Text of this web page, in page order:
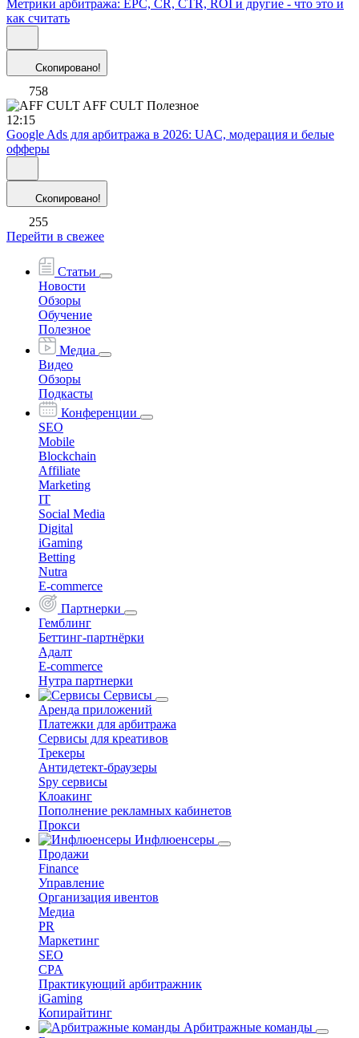
Метрики арбитража: EPC, CR, CTR, ROI и другие - что это и
как считать
Скопировано!
758
AFF CULT Полезное
12:15
Google Ads для арбитража в 2026: UAC, модерация и белые
офферы
Скопировано!
255
Перейти в свежее
Статьи
Новости
Обзоры
Обучение
Полезное
Медиа
Видео
Обзоры
Подкасты
Конференции
SEO
Mobile
Blockchain
Affiliate
Marketing
IT
Social Media
Digital
iGaming
Betting
Nutra
E-commerce
Партнерки
Гемблинг
Беттинг-партнёрки
Адалт
E-commerce
Нутра партнерки
Сервисы
Аренда приложений
Платежки для арбитража
Сервисы для креативов
Трекеры
Антидетект-браузеры
Spy сервисы
Клоакинг
Пополнение рекламных кабинетов
Прокси
Инфлюенсеры
Продажи
Finance
Управление
Организация ивентов
Медиа
PR
Маркетинг
SEO
CPA
Практикующий арбитражник
iGaming
Копирайтинг
Арбитражные команды